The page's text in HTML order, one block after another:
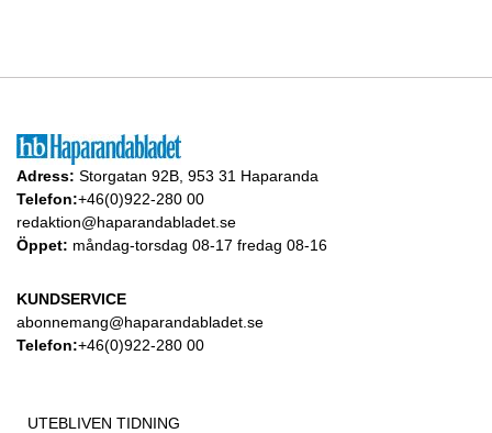
Adress: Storgatan 92B, 953 31 Haparanda
Telefon:+46(0)922-280 00
redaktion@haparandabladet.se
Öppet: måndag-torsdag 08-17 fredag 08-16
KUNDSERVICE
abonnemang@haparandabladet.se
Telefon:+46(0)922-280 00
UTEBLIVEN TIDNING